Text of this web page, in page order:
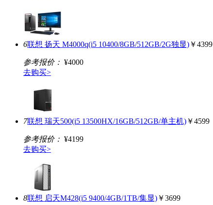
6联想 扬天 M4000q(i5 10400/8GB/512GB/2G独显) ￥4399
参考报价： ¥4000
去购买>
7联想 瑞天500(i5 13500HX/16GB/512GB/单主机) ￥4599
参考报价： ¥4199
去购买>
8联想 启天M428(i5 9400/4GB/1TB/集显) ￥3699